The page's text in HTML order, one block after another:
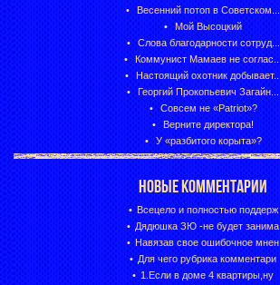
Весенний потоп в Советском...
Мой Высоцкий
Слова благодарности сотруд...
Коммунист Мамаев не соглас...
Настоящий охотник добывает...
Георгий Прокопьевич Загайн...
Совсем не «Patriot»?
Верните директора!
У «разбитого корыта»?
НОВЫЕ КОММЕНТАРИИ
Всецело и полностью поддерж
Дядюшка ЗЮ -не будет занима
Навязав свое ошибочное мнен
Для чего рубрика комментари
1.Если в доме 4 квартиры,ну